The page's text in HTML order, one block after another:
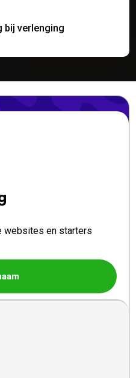
bij verlenging
websites en starters